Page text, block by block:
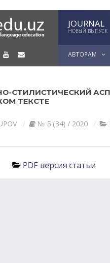
JOURNAL
НОВЫЙ ВЫПУСК
АВТОРАМ
СТИЛИСТИЧЕСКИЙ
ТЕКСТЕ
№ 5 (34) / 2020
PDF версия статьи